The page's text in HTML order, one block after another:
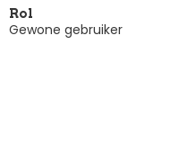
Rol
Gewone gebruiker